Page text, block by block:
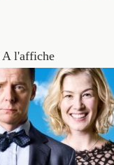
A l'affiche